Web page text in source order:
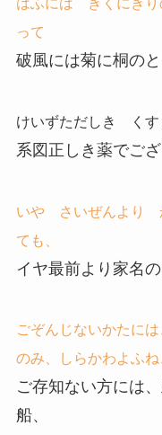
って
破風には菊に桐の
けいずただしき くす
系図正しき薬でござ
いや さいぜんより
ても、
イヤ最前より家名
ごぞんじないかたに
のみ、しらかわよふね
ご存知ない方には
船、